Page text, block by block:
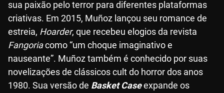
sua paixão pelo terror para diferentes plataformas
criativas. Em 2015, Muñoz lançou seu romance de
estreia, Hoarder, que recebeu elogios da revista
Fangoriacomo “um choque imaginativo e
nauseante”. Muñoz também é conhecido por suas
novelizações de clássicos cult do horror dos anos
1980. Sua versão de Basket Caseexpande os